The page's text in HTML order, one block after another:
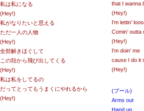
私は私になる
(Hey!)
私がなりたいと思える
ただ一人の人物
(Hey!)
全部解きほぐして
この殻から飛び出してくる
(Hey!)
私は私をしてるの
だってとってもうまくにやれるから
(Hey!)
that I wanna
(Hey!)
I’m lettin’
Comin’ outta
(Hey!)
I’m doin’ me
cause I do it
(Hey!)
(プール)
Arms out
Hand up